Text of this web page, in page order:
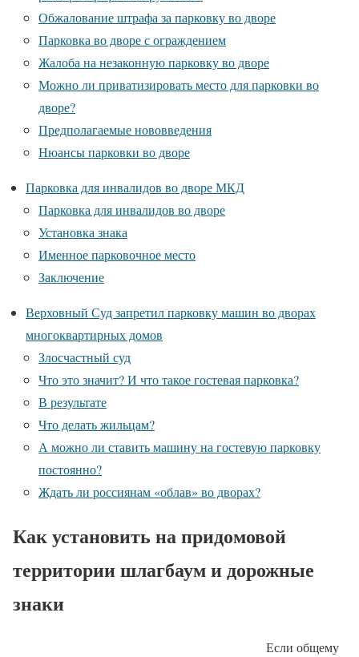
Обжалование штрафа за парковку во дворе
Парковка во дворе с ограждением
Жалоба на незаконную парковку во дворе
Можно ли приватизировать место для парковки во
дворе?
Предполагаемые нововведения
Нюансы парковки во дворе
Парковка для инвалидов во дворе МКД
Парковка для инвалидов во дворе
Установка знака
Именное парковочное место
Заключение
Верховный Суд запретил парковку машин во дворах
многоквартирных домов
Злосчастный суд
Что это значит? И что такое гостевая парковка?
В результате
Что делать жильцам?
А можно ли ставить машину на гостевую парковку
постоянно?
Ждать ли россиянам «облав» во дворах?
Как установить на придомовой
территории шлагбаум и дорожные
знаки
Если общему